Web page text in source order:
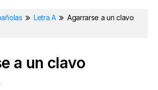
Letra A
Agarrarse a un clavo
a un clavo